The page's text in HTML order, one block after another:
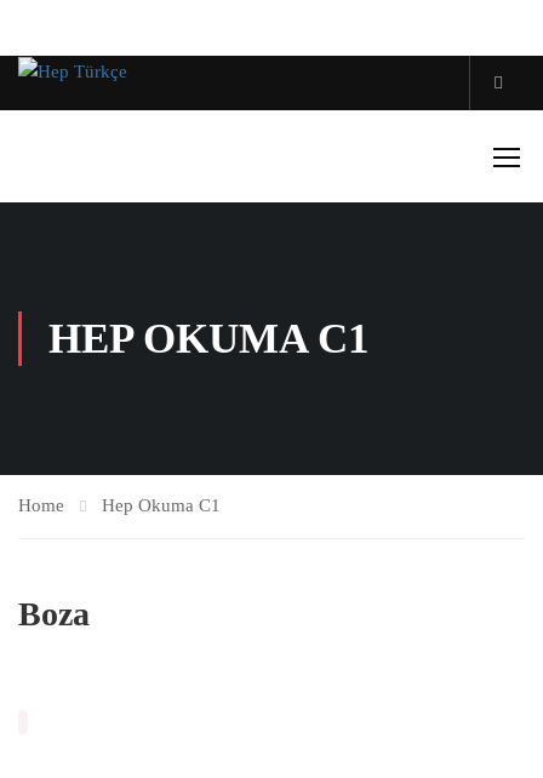
HEP OKUMA C1
Home Hep Okuma C1
Boza